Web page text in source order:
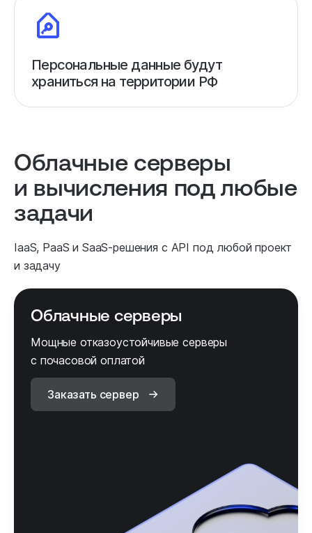
Персональные данные будут
храниться на территории РФ
Облачные серверы
и вычисления под любые
задачи
IaaS, PaaS и SaaS-решения с API под любой проект
и задачу
Облачные серверы
Мощные отказоустойчивые серверы
с почасовой оплатой
Заказать сервер